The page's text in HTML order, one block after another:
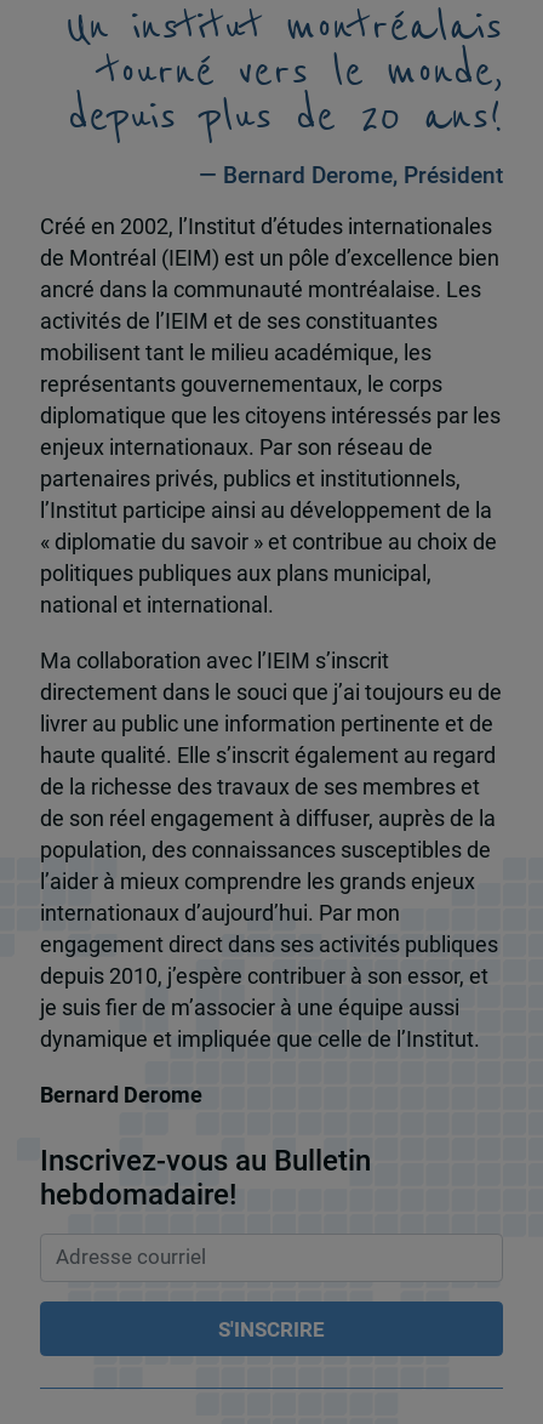
Un institut montréalais
tourné vers le monde,
depuis plus de 20 ans!
— Bernard Derome, Président
Créé en 2002, l’Institut d’études internationales
de Montréal (IEIM) est un pôle d’excellence bien
ancré dans la communauté montréalaise. Les
activités de l’IEIM et de ses constituantes
mobilisent tant le milieu académique, les
représentants gouvernementaux, le corps
diplomatique que les citoyens intéressés par les
enjeux internationaux. Par son réseau de
partenaires privés, publics et institutionnels,
l’Institut participe ainsi au développement de la
« diplomatie du savoir » et contribue au choix de
politiques publiques aux plans municipal,
national et international.
Ma collaboration avec l’IEIM s’inscrit
directement dans le souci que j’ai toujours eu de
livrer au public une information pertinente et de
haute qualité. Elle s’inscrit également au regard
de la richesse des travaux de ses membres et
de son réel engagement à diffuser, auprès de la
population, des connaissances susceptibles de
l’aider à mieux comprendre les grands enjeux
internationaux d’aujourd’hui. Par mon
engagement direct dans ses activités publiques
depuis 2010, j’espère contribuer à son essor, et
je suis fier de m’associer à une équipe aussi
dynamique et impliquée que celle de l’Institut.
Bernard Derome
Inscrivez-vous au Bulletin
hebdomadaire!